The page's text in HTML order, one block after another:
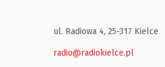
ul. Radiowa 4, 25-317 Kielce
radio@radiokielce.pl